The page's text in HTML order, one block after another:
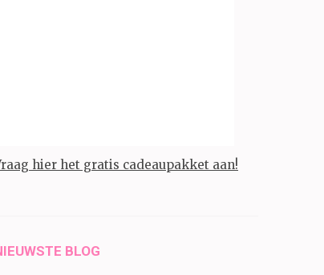
hier het gratis cadeaupakket aan!
BLOG